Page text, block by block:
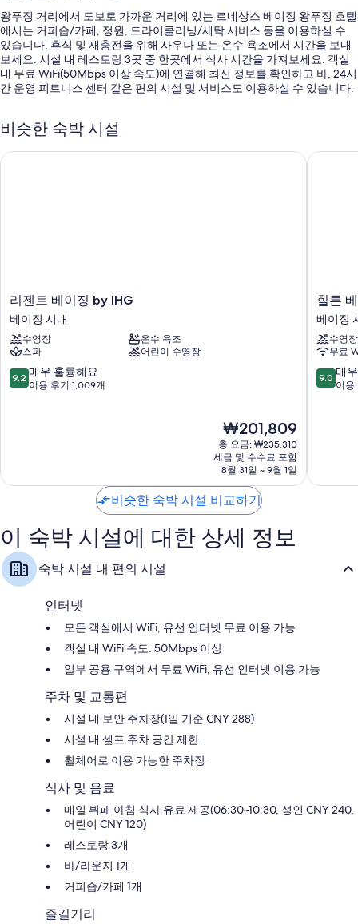
왕푸징 거리에서 도보로 가까운 거리에 있는 르네상스 베이징 왕푸징 호텔
에서는 커피숍/카페, 정원, 드라이클리닝/세탁 서비스 등을 이용하실 수
있습니다. 휴식 및 재충전을 위해 사우나 또는 온수 욕조에서 시간을 보내
보세요. 시설 내 레스토랑 3곳 중 한곳에서 식사 시간을 가져보세요. 객실
내 무료 WiFi(50Mbps 이상 속도)에 연결해 최신 정보를 확인하고 바, 24시
간 운영 피트니스 센터 같은 편의 시설 및 서비스도 이용하실 수 있습니다.
실내 수영장
뷔페 아침 식사(요금 별도), 셀프 주차(요금 별도) 및 간편 체크아웃
또한, 다음과 같은 편의 시설 및 서비스를 이용하실 수 있습니다.
재활용 및 LED 전구
욕실 - 샤워기/욕조 결합 및 무료 세면용품 이용 가능
LCD TV - 케이블 TV 채널 이용 가능
비슷한 숙박 시설
리
젠
트
베
이
징
by
리젠트 베이징 by IHG
베이징 시내
수영장
온수 욕조
스파
어린이 수영장
10
점
우
해
요,
이
용
후
9.2 매우 훌륭해요
이용 후기 1,009개
현
재
요
금
₩201,809
₩201,809
총 요금: ₩235,310
세금 및 수수료 포함
8월 31일 ~ 9월 1일
리젠트 베이징 by IHG
힐
튼
베
이
징
왕
푸
힐튼
베이징
수영장
무료
10
점
우
9.0 매
이용
힐튼 베
비슷한 숙박 시설 비교하기
이 숙박 시설에 대한 상세 정보
숙박 시설 내 편의 시설
인터넷
모든 객실에서 WiFi, 유선 인터넷 무료 이용 가능
객실 내 WiFi 속도: 50Mbps 이상
일부 공용 구역에서 무료 WiFi, 유선 인터넷 이용 가능
주차 및 교통편
시설 내 보안 주차장(1일 기준 CNY 288)
시설 내 셀프 주차 공간 제한
휠체어로 이용 가능한 주차장
식사 및 음료
매일 뷔페 아침 식사 유료 제공(06:30~10:30, 성인 CNY 240,
어린이 CNY 120)
레스토랑 3개
바/라운지 1개
커피숍/카페 1개
즐길거리